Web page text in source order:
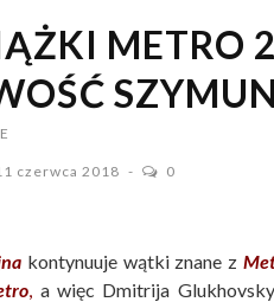
METRO
czerwca 2018 0
kontynuuje wątki znane z
, a więc Dmitrija